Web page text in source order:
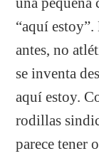
“aquí
antes, no
se inventa
aquí estoy.
rodillas
parece tener